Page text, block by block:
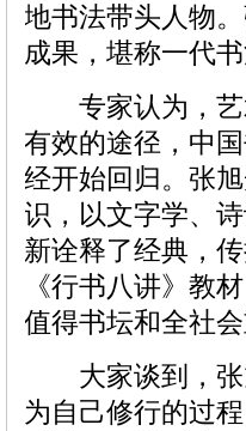
地书法带头人物
成果，堪称一代书
专家认为，艺
有效的途径，中
经开始回归。张
识，以文字学、
新诠释了经典，
《行书八讲》教
值得书坛和全社会
大家谈到，张
为自己修行的过